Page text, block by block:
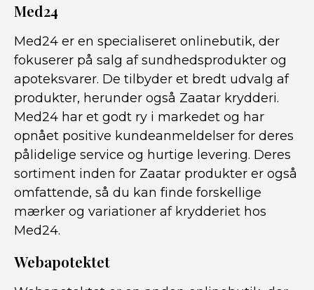
Med24
Med24 er en specialiseret onlinebutik, der
fokuserer på salg af sundhedsprodukter og
apoteksvarer. De tilbyder et bredt udvalg af
produkter, herunder også Zaatar krydderi.
Med24 har et godt ry i markedet og har
opnået positive kundeanmeldelser for deres
pålidelige service og hurtige levering. Deres
sortiment inden for Zaatar produkter er også
omfattende, så du kan finde forskellige
mærker og variationer af krydderiet hos
Med24.
Webapotektet